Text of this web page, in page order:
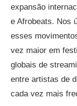
expansão
e Afrobeats. Nos
esses
vez maior em
globais de
entre artistas de
cada vez mais